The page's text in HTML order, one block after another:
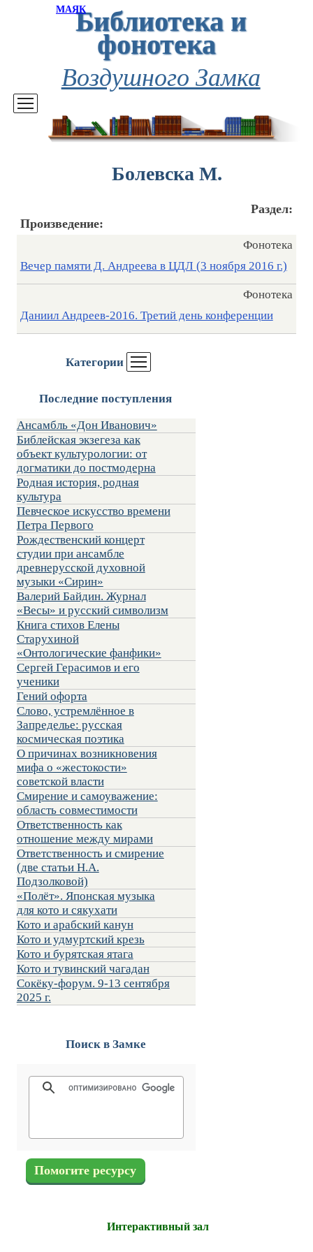
МАЯКБиблиотека и
фонотека
Воздушного Замка
Категории
Последние поступления
Ансамбль «Дон Иванович»
Библейская экзегеза как
объект культурологии: от
догматики до постмодерна
Родная история, родная
культура
Певческое искусство времени
Петра Первого
Рождественский концерт
студии при ансамбле
древнерусской духовной
музыки «Сирин»
Валерий Байдин. Журнал
«Весы» и русский символизм
Книга стихов Елены
Старухиной
«Онтологические фанфики»
Сергей Герасимов и его
ученики
Гений офорта
Слово, устремлённое в
Запределье: русская
космическая поэтика
О причинах возникновения
мифа о «жестокости»
советской власти
Смирение и самоуважение:
область совместимости
Ответственность как
отношение между мирами
Ответственность и смирение
(две статьи Н.А.
Подзолковой)
«Полёт». Японская музыка
для кото и сякухати
Кото и арабский канун
Кото и удмуртский крезь
Кото и бурятская ятага
Кото и тувинский чагадан
Сокёку-форум. 9-13 сентября
2025 г.
Поиск в Замке
Болевска М.
Произведение:
Раздел:
Вечер памяти Д. Андреева в ЦДЛ (3 ноября 2016 г.)
Фонотека
Даниил Андреев-2016. Третий день конференции
Фонотека
Интерактивный зал
Помогите ресурсу